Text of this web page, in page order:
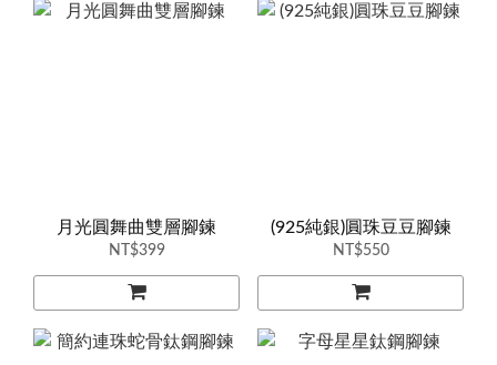
月光圓舞曲雙層腳鍊
NT$399
(925純銀)圓珠豆豆腳鍊
NT$550